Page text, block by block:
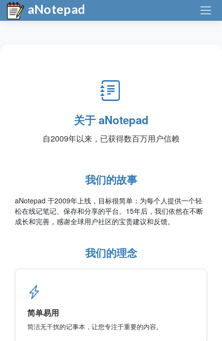
aNotepad
关于 aNotepad
自2009年以来，已获得数百万用户信赖
我们的故事
aNotepad 于2009年上线，目标很简单：为每个人提供一个轻
松在线记笔记、保存和分享的平台。15年后，我们依然在不断
成长和完善，感谢全球用户社区的宝贵建议和反馈。
我们的理念
简单易用
简洁无干扰的记事本，让您专注于重要的内容。